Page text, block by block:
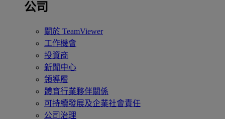
公司
關於 TeamViewer
工作機會
投資商
新聞中心
領導層
體育行業夥伴關係
可持續發展及企業社會責任
公司治理